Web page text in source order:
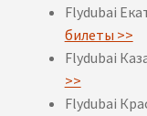
Flydubai
билеты >>
Flydubai
>>
Flydubai